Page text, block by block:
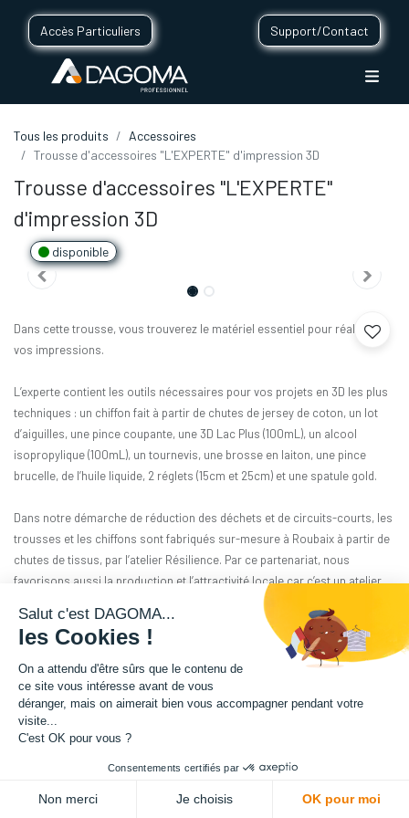
Accès Particuliers Support/Contact
Tous les produits
Accessoires
Trousse d'accessoires "L'EXPERTE" d'impression 3D
Trousse d'accessoires "L'EXPERTE"
d'impression 3D
disponible
Dans cette trousse, vous trouverez le matériel essentiel pour réaliser
vos impressions.
L’experte contient les outils nécessaires pour vos projets en 3D les plus
techniques : un chiffon fait à partir de chutes de jersey de coton, un lot
d’aiguilles, une pince coupante, une 3D Lac Plus (100mL), un alcool
isopropylique (100mL), un tournevis, une brosse en laiton, une pince
brucelle, de l’huile liquide, 2 réglets (15cm et 25cm) et une spatule gold.
Dans notre démarche de réduction des déchets et de circuits-courts, les
trousses et les chiffons sont fabriqués sur-mesure à Roubaix à partir de
chutes de tissus, par l’atelier Résilience. Par ce partenariat, nous
favorisons aussi la production et l’attractivité locale car c’est un atelier
La trousse et le chiffon étant issus de la récupération de textiles, leur
couleur peut varier (blanc, beige, ou bleu pour la trousse, et gris pour le
chiffon).
Salut c'est DAGOMA...
les Cookies !
On a attendu d'être sûrs que le contenu de
ce site vous intéresse avant de vous
déranger, mais on aimerait bien vous accompagner pendant votre
visite...
C'est OK pour vous ?
Consentements certifiés par
Non merci Je choisis OK pour moi